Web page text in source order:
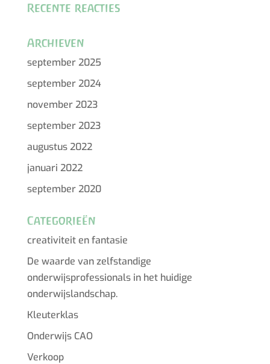
Recente reacties
Archieven
september 2025
september 2024
november 2023
september 2023
augustus 2022
januari 2022
september 2020
Categorieën
creativiteit en fantasie
De waarde van zelfstandige
onderwijsprofessionals in het huidige
onderwijslandschap.
Kleuterklas
Onderwijs CAO
Verkoop